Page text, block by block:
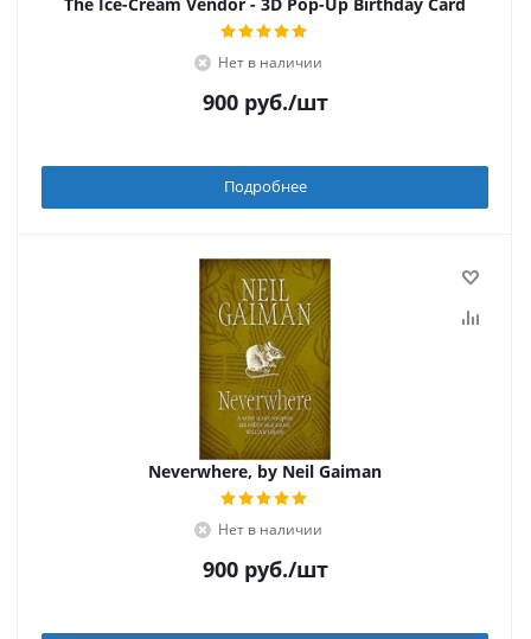
Нет в наличии
900руб./шт
Подробнее
Neverwhere, by Neil Gaiman
Нет в наличии
900руб./шт